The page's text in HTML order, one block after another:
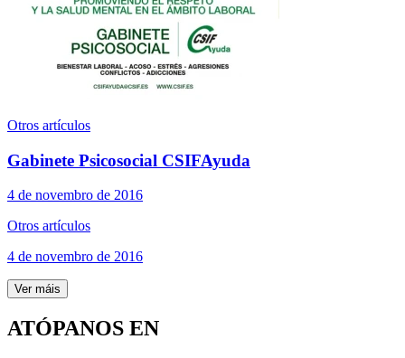
Otros artículos
Gabinete Psicosocial CSIFAyuda
4 de novembro de 2016
Otros artículos
4 de novembro de 2016
Ver máis
ATÓPANOS EN